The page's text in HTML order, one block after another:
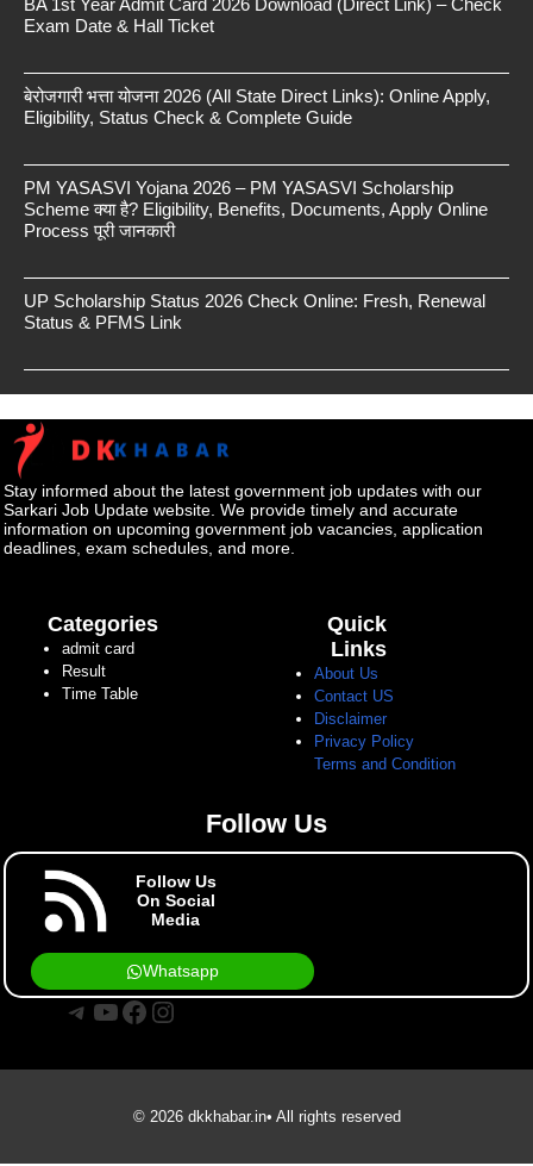
Exam Date & Hall Ticket
बेरोजगारी भत्ता योजना 2026 (All State Direct Links): Online Apply,
Eligibility, Status Check & Complete Guide
PM YASASVI Yojana 2026 – PM YASASVI Scholarship
Scheme क्या है? Eligibility, Benefits, Documents, Apply Online
Process पूरी जानकारी
UP Scholarship Status 2026 Check Online: Fresh, Renewal
Status & PFMS Link
Stay informed about the latest government job updates with our
Sarkari Job Update website. We provide timely and accurate
information on upcoming government job vacancies, application
deadlines, exam schedules, and more.
Categories
admit card
Result
Time Table
Quick
Links
About Us
Contact US
Disclaimer
Privacy Policy
Terms and Condition
Follow Us
Follow Us
On Social
Media
Whatsapp
Telegram
YouTube
Facebook
Instagram
© 2026 dkkhabar.in• All rights reserved